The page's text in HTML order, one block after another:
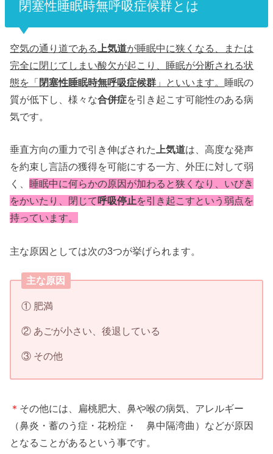
閉塞性睡眠時無呼吸症候群とは
空気の通り道である 上気道が睡眠中に狭くなる、または
完全に閉じてしまい酸欠が起こり、睡眠が分断される状
態を「閉塞性睡眠時無呼吸症候群 」といいます。睡眠の
質が低下し、様々な合併症を引き起こす可能性のある病
気です。
垂直方向の重力で引き伸ばされた 上気道は、高度な発声
を約束し言語の獲得を可能にする一方、外圧に対して弱
く、 睡眠中に何らかの原因が加わると狭くなり、いびき
をかいたり、閉じて 呼吸停止を引き起こすという弱点を
持っています。
主な原因としては次の3つが挙げられます。
主な原因
① 肥満
② あごが小さい、後退している
③ その他
＊ その他には、扁桃肥大、鼻や喉の病気、アレルギー
（鼻炎・蓄のう症・花粉症・ 鼻中隔湾曲）などが原因
となることがあるという事です。